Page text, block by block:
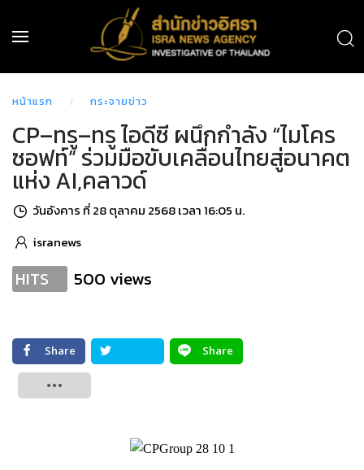
หน้าแรก กระจายข่าว
CP–ทรู–ทรู ไอดีซี ผนึกกำลัง “ไมโคร
ซอฟท์” ร่วมมือขับเคลื่อนไทยสู่อนาคต
แห่ง AI,คลาวด์
วันอังคาร ที่ 28 ตุลาคม 2568 เวลา 16:05 น.
isranews
HITS 500 views
Share
Share